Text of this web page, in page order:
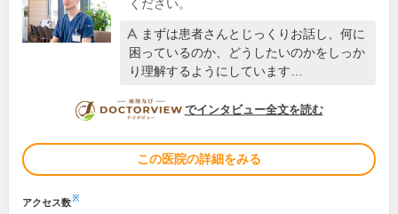
ください。
まずは患者さんとじっくりお話し、何に
困っているのか、どうしたいのかをしっか
り理解するようにしています…
DOCTORVIEW
でインタビュー全文を読む
この医院の詳細をみる
アクセス数※